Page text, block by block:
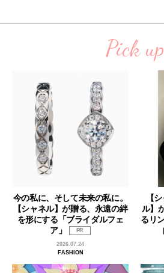
Pick up
今の私に、そして未来の私に。
【シャネル】が贈る、永遠の絆
を形にする「ブライダルフェ
ア」
PR
2026.07.24
FASHION
【
ル】
るリ